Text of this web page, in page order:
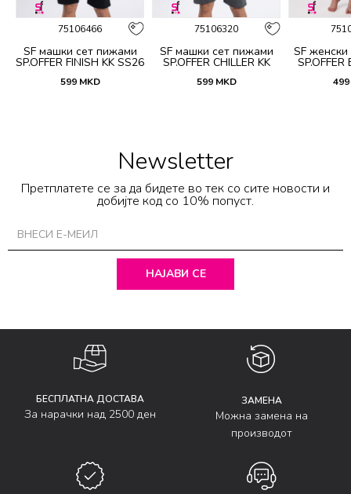
75106466
SF машки сет пижами
SP.OFFER FINISH KK SS26
599 MKD
75106320
SF машки сет пижами
SP.OFFER CHILLER KK
599 MKD
SF
499
Newsletter
Претплатете се за да бидете во тек со сите новости и
добијте код со 10% попуст.
НАЈАВИ СЕ
БЕСПЛАТНА ДОСТАВА
За нарачки над 2500 ден
ЗАМЕНА
Можна замена на
производот